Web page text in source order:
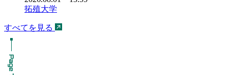
拓殖大学
すべてを見る